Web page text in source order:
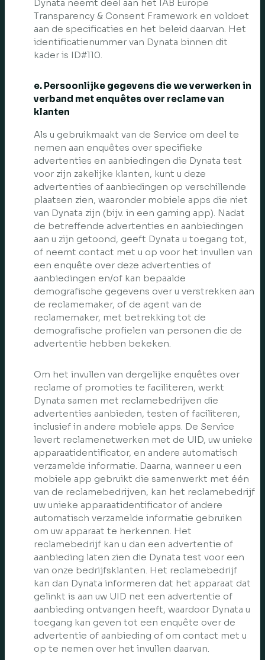
Dynata neemt deel aan het IAB Europe
Transparency & Consent Framework en voldoet
aan de specificaties en het beleid daarvan. Het
identificatienummer van Dynata binnen dit
kader is ID#110.
e. Persoonlijke gegevens die we verwerken in
verband met enquêtes over reclame van
klanten
Als u gebruikmaakt van de Service om deel te
nemen aan enquêtes over specifieke
advertenties en aanbiedingen die Dynata test
voor zijn zakelijke klanten, kunt u deze
advertenties of aanbiedingen op verschillende
plaatsen zien, waaronder mobiele apps die niet
van Dynata zijn (bijv. in een gaming app). Nadat
de betreffende advertenties en aanbiedingen
aan u zijn getoond, geeft Dynata u toegang tot,
of neemt contact met u op voor het invullen van
een enquête over deze advertenties of
aanbiedingen en/of kan bepaalde
demografische gegevens over u verstrekken aan
de reclamemaker, of de agent van de
reclamemaker, met betrekking tot de
demografische profielen van personen die de
advertentie hebben bekeken.
Om het invullen van dergelijke enquêtes over
reclame of promoties te faciliteren, werkt
Dynata samen met reclamebedrijven die
advertenties aanbieden, testen of faciliteren,
inclusief in andere mobiele apps. De Service
levert reclamenetwerken met de UID, uw unieke
apparaatidentificator, en andere automatisch
verzamelde informatie. Daarna, wanneer u een
mobiele app gebruikt die samenwerkt met één
van de reclamebedrijven, kan het reclamebedrijf
uw unieke apparaatidentificator of andere
automatisch verzamelde informatie gebruiken
om uw apparaat te herkennen. Het
reclamebedrijf kan u dan een advertentie of
aanbieding laten zien die Dynata test voor een
van onze bedrijfsklanten. Het reclamebedrijf
kan dan Dynata informeren dat het apparaat dat
gelinkt is aan uw UID net een advertentie of
aanbieding ontvangen heeft, waardoor Dynata u
toegang kan geven tot een enquête over de
advertentie of aanbieding of om contact met u
op te nemen over het invullen daarvan.